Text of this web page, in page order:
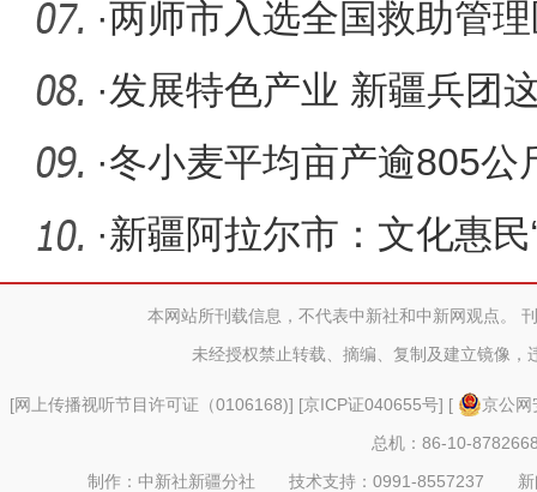
大一小
·两师市入选全国救助管
位
·发展特色产业 新疆兵团
现“南果
·冬小麦平均亩产逾805公
百亩示范
·新疆阿拉尔市：文化惠民
本网站所刊载信息，不代表中新社和中新网观点。
未经授权禁止转载、摘编、复制及建立镜像，
[网上传播视听节目许可证（0106168)] [京ICP证040655号] [
京公
总机：86-10-
制作：中新社新疆分社 技术支持：0991-8557237